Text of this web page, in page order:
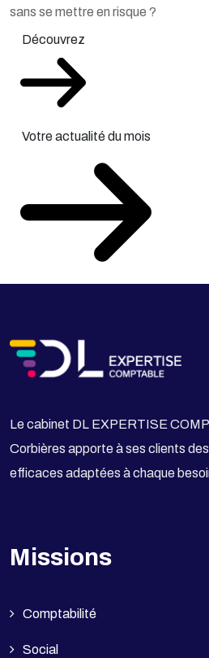
sans se mettre en risque ?
Découvrez
Votre actualité du mois
Le cabinet DL EXPERTISE
Corbières apporte à ses clients
efficaces adaptées à chaque
Missions
Comptabilité
Social